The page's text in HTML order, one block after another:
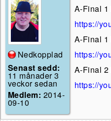
Nedkopplad
Senast sedd:
11 månader 3
veckor sedan
Medlem: 2014-
09-10
A-Final 1
https://
A-Final 1
https://
A-Final 2
https://